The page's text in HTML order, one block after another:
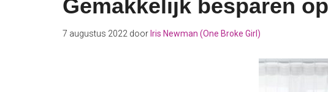
Gemakkelijk besparen
7 augustus 2022 door Iris Newman (One Broke Girl)